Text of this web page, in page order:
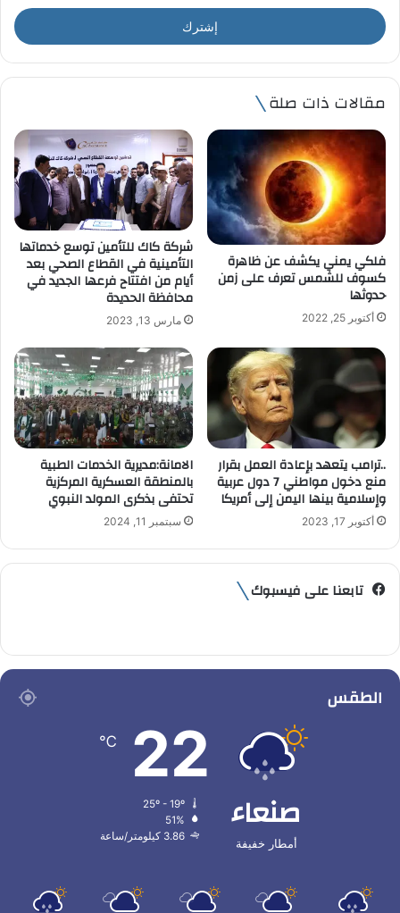
خ
ل
ر
د
ا
إ
ك
ت
ر
و
ن
ي
مقالات ذات صلة
فلكي يمني يكشف عن ظاهرة
كسوف للشمس تعرف على زمن
حدوثها
أكتوبر 25, 2022
شركة كاك للتأمين توسع خدماتها
التأمينية في القطاع الصحي بعد
أيام من افتتاح فرعها الجديد في
محافظة الحديدة
مارس 13, 2023
..ترامب يتعهد بإعادة العمل بقرار
منع دخول مواطني 7 دول عربية
وإسلامية بينها اليمن إلى أمريكا
أكتوبر 17, 2023
الامانة:مديرية الخدمات الطبية
بالمنطقة العسكرية المركزية
تحتفى بذكرى المولد النبوي
سبتمبر 11, 2024
تابعنا على فيسبوك
الطقس
صنعاء
أمطار خفيفة
22
℃
51%
3.86 كيلومتر/ساعة